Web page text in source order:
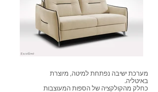
מערכת ישיבה נפתחת למיטה, מיוצרת
באיטליה.
כחלק מהקולקציה של הספות המעוצבות